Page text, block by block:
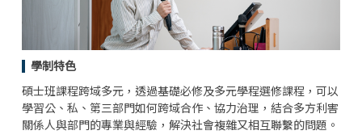
博士班
公共事務管理研究所網站連結
學制特色
碩士班課程跨域多元，透過基礎必修及多元學程選修課程，可以
學習公、私、第三部門如何跨域合作、協力治理，結合多方利害
關係人與部門的專業與經驗，解決社會複雜又相互聯繫的問題。